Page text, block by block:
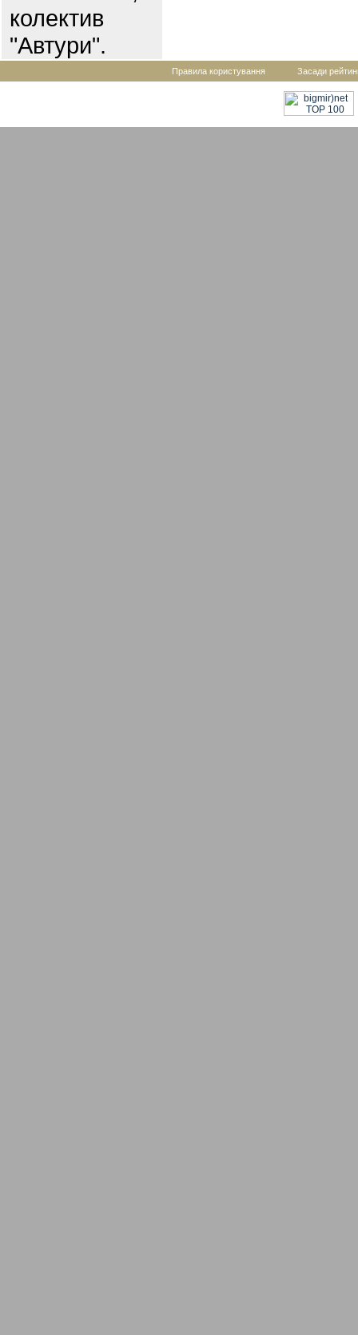
колектив
"Автури".
Правила користування Засади